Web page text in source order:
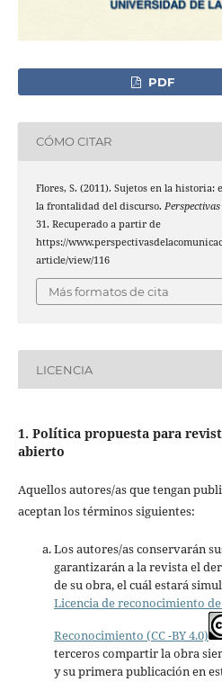
PDF
CÓMO CITAR
Flores, S. (2011). Sujetos en la
la frontalidad del discurso.
31. Recuperado a partir de
https://
article/view/116
Más formatos de cita
LICENCIA
1. Política propuesta para
abierto
Aquellos autores/as que tengan
aceptan los términos siguientes:
Los autores/as conservarán
garantizarán a la revista el
de su obra, el cuál estará
Licencia de reconocimiento
Reconocimiento (CC -BY 4.0)
terceros compartir la obra
y su primera publicación en